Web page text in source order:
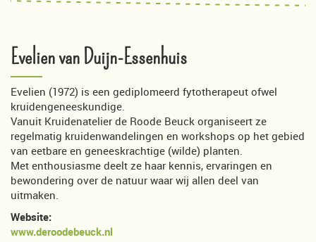
Evelien van Duijn-Essenhuis
Evelien (1972) is een gediplomeerd fytotherapeut ofwel
kruidengeneeskundige.
Vanuit Kruidenatelier de Roode Beuck organiseert ze
regelmatig kruidenwandelingen en workshops op het gebied
van eetbare en geneeskrachtige (wilde) planten.
Met enthousiasme deelt ze haar kennis, ervaringen en
bewondering over de natuur waar wij allen deel van
uitmaken.
Website:
www.deroodebeuck.nl